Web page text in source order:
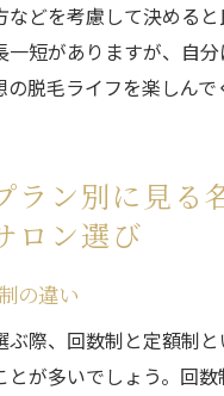
などを考慮して決めると
一短がありますが、自
脱毛ライフを楽しんで
ラン別に見る
ロン選び
の違い
ぶ際、回数制と定額制
とが多いでしょう。回